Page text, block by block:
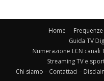
Home
Guida TV
Numerazione LCN canali
Streaming TV e
Chi siamo – Contattaci –